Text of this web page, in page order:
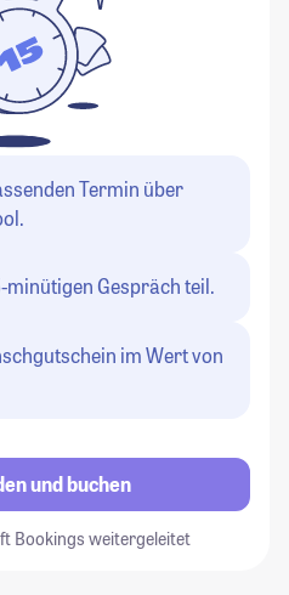
Termin über
minütigen Gespräch teil.
im Wert von
und buchen
Bookings weitergeleitet